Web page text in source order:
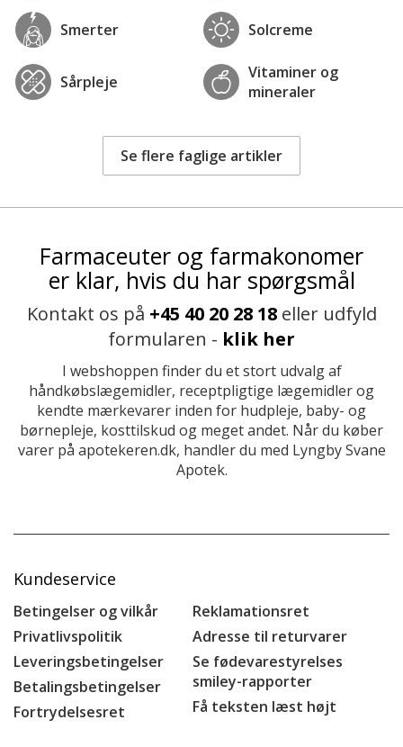
Smerter Solcreme
Sårpleje
Vitaminer og
mineraler
Se flere faglige artikler
Farmaceuter og farmakonomer
er klar, hvis du har spørgsmål
Kontakt os på +45 40 20 28 18eller udfyld
formularen - klik her
I webshoppen finder du et stort udvalg af
håndkøbslægemidler, receptpligtige lægemidler og
kendte mærkevarer inden for hudpleje, baby- og
børnepleje, kosttilskud og meget andet. Når du køber
varer på apotekeren.dk, handler du med Lyngby Svane
Apotek.
Kundeservice
Betingelser og vilkår
Privatlivspolitik
Leveringsbetingelser
Betalingsbetingelser
Fortrydelsesret
Reklamationsret
Adresse til returvarer
Se fødevarestyrelses
smiley-rapporter
Få teksten læst højt